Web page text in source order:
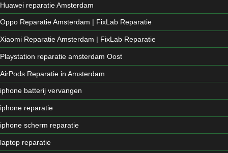
Huawei reparatie Amsterdam
Oppo Reparatie Amsterdam | FixLab Reparatie
Xiaomi Reparatie Amsterdam | FixLab Reparatie
Playstation reparatie amsterdam Oost
AirPods Reparatie in Amsterdam
iphone batterij vervangen
iphone reparatie
iphone scherm reparatie
laptop reparatie